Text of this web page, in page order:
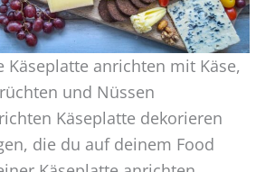
Käseplatte anrichten mit Käse,
und Nüssen
Käseplatte dekorieren
die du auf deinem Food